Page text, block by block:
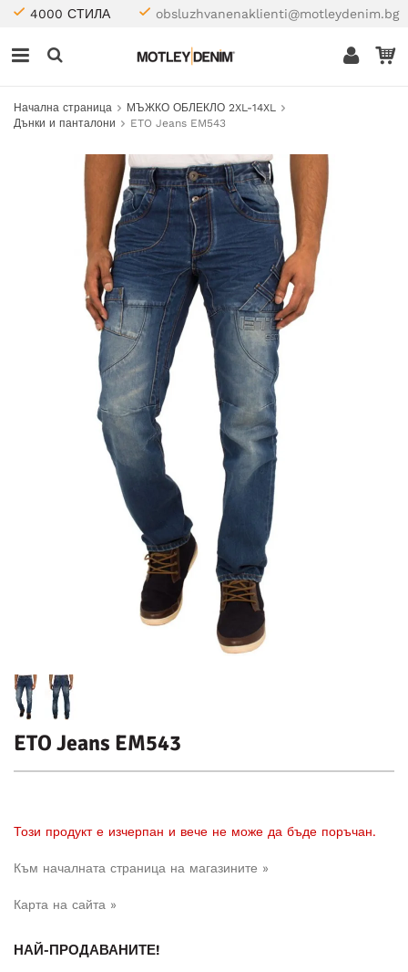
4000 СТИЛА obsluzhvanenaklienti@motleydenim.bg
Начална страница
МЪЖКО ОБЛЕКЛО 2XL-14XL
Дънки и панталони
ETO Jeans EM543
ETO Jeans EM543
Този продукт е изчерпан и вече не може да бъде поръчан.
Към началната страница на магазините »
Карта на сайта »
НАЙ-ПРОДАВАНИТЕ!